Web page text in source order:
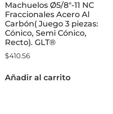
Machuelos Ø5/8″-11 NC
Fraccionales Acero Al
Carbón( Juego 3 piezas:
Cónico, Semi Cónico,
Recto). GLT®
$410.56
Añadir al carrito